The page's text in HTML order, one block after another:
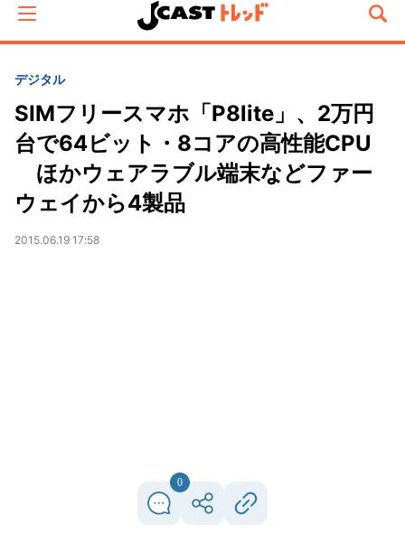
デジタル
SIMフリースマホ「P8lite」、2万円
台で64ビット・8コアの高性能CPU
ほかウェアラブル端末などファー
ウェイから4製品
2015.06.19 17:58
0